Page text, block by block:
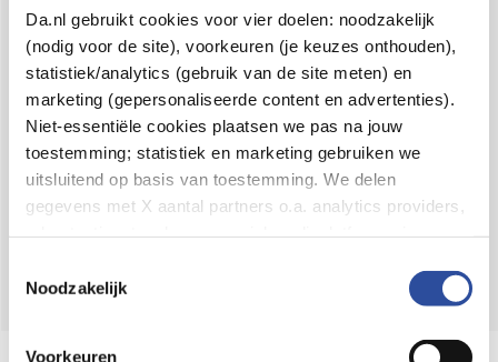
Da.nl gebruikt cookies voor vier doelen: noodzakelijk
(nodig voor de site), voorkeuren (je keuzes onthouden),
statistiek/analytics (gebruik van de site meten) en
marketing (gepersonaliseerde content en advertenties).
Niet-essentiële cookies plaatsen we pas na jouw
toestemming; statistiek en marketing gebruiken we
uitsluitend op basis van toestemming. We delen
gegevens met X aantal partners o.a. analytics providers,
en de bewaartermijnen per categorie. Je kunt je keuze op
Noodzakelijk
Voorkeuren
Over DA
Klantenservice
Assortiment
VolgDAop: